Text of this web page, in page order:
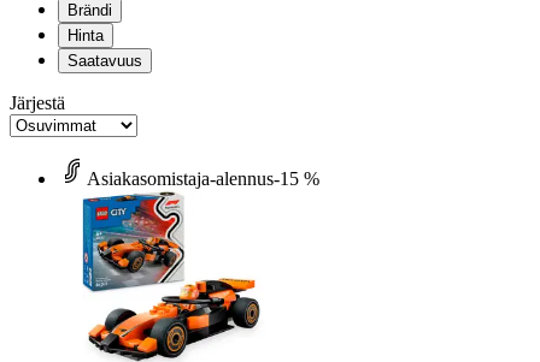
Brändi
Hinta
Saatavuus
Järjestä
Asiakasomistaja-alennus-15 %